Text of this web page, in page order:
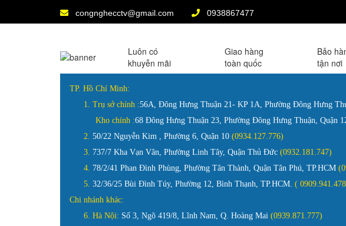
congnghecctv@gmail.com 0938867477
Luôn có
khuyễn mãi
Giao hàng
toàn quốc
Bảo
tận nơi
TP. Hồ Chí Minh:
1. Trụ sở chính :56A, Đông Hưng Thuận 21- KP 1A, Phường Đông Hưng
Kho chính :68 Đông Hưng Thuận 23, Phường Đông Hưng Thuận, Quận
2. 50/22 Nguyễn Kim , Phường 6, Quận 10 (0934.127.776)
3. 737/7 Kha Vạn Vân, Phường Linh Tây, Quận Thủ Đức
4. 78/2/41 Phan Đình Phùng, Phường Tân Thành, Quận Tân Phú, TP.HCM
5. 32/36/25 Bùi Đình Túy, Phường 12, Bình Thạnh, TP.HCM. (
Chi nhánh khác:
6. Hà Nội: Số 3, Ngõ 419/8, Lĩnh Nam, Q. Hoàng Mai (0939.871.777)